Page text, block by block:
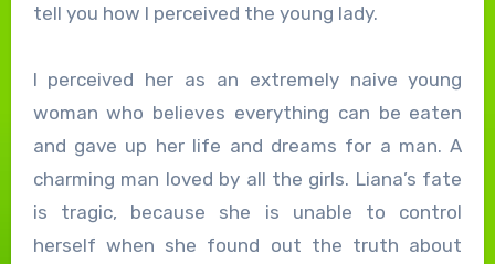
tell you how I perceived the young lady.
I perceived her as an extremely naive young
woman who believes everything can be eaten
and gave up her life and dreams for a man. A
charming man loved by all the girls. Liana’s fate
is tragic, because she is unable to control
herself when she found out the truth about